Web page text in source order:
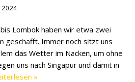
Lombok haben wir etwa zwei
geschafft. Immer noch sitzt uns
das Wetter im Nacken, um ohne
uns nach Singapur und damit in
»